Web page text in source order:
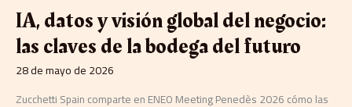
IA, datos y visión global del negocio:
las claves de la bodega del futuro
28 de mayo de 2026
Zucchetti Spain comparte en ENEO Meeting Penedès 2026 cómo las